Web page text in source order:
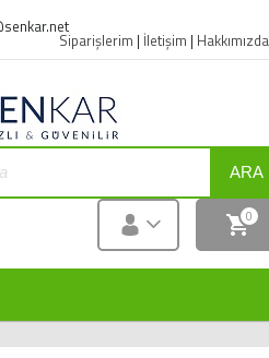
Siparişlerim | İletişim | Hakkımızda
ARA
0